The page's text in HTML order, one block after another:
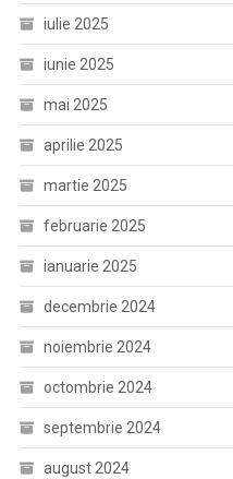
iulie 2025
iunie 2025
mai 2025
aprilie 2025
martie 2025
februarie 2025
ianuarie 2025
decembrie 2024
noiembrie 2024
octombrie 2024
septembrie 2024
august 2024